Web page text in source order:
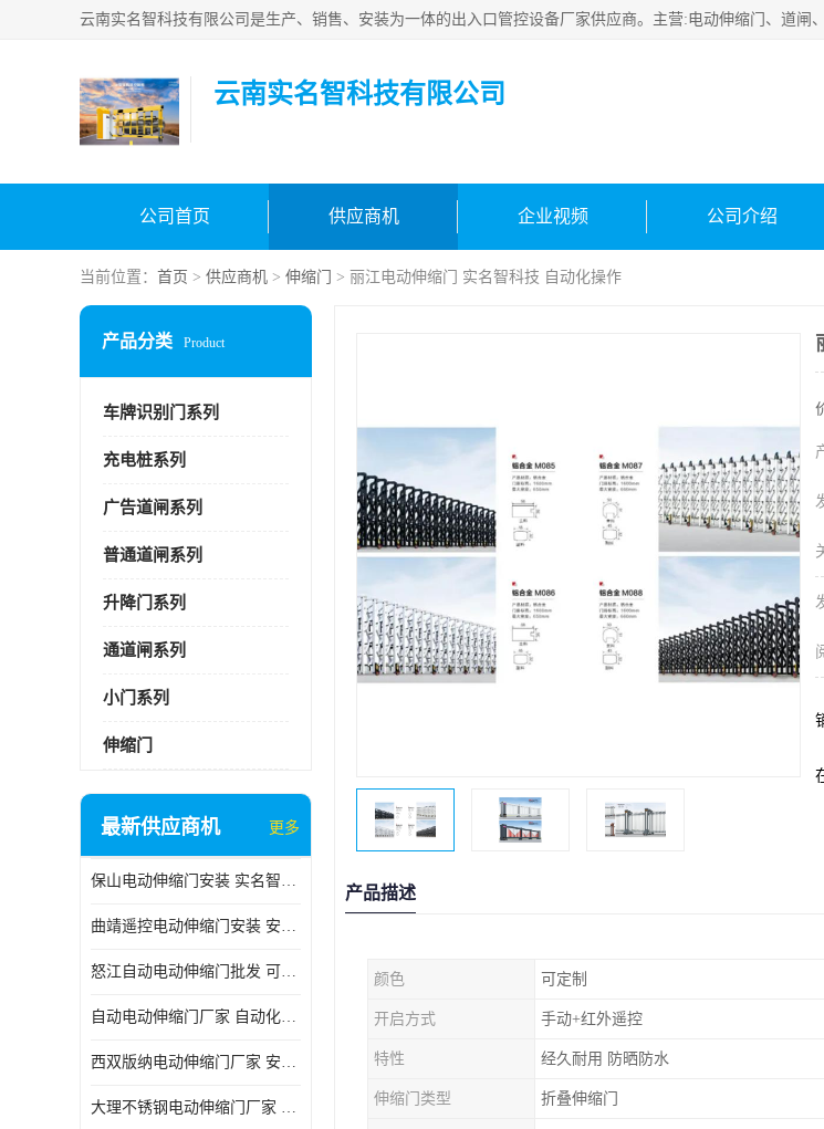
云南实名智科技有限公司
公司首页 供应商机 企业视频 公司介绍
当前位置： 首页 > 供应商机 > 伸缩门 > 丽江电动伸缩门 实名智科技 自动化操作
产品分类 Product
车牌识别门系列
充电桩系列
广告道闸系列
普通道闸系列
升降门系列
通道闸系列
小门系列
伸缩门
最新供应商机 更多
保山电动伸缩门安装 实名智科技 安全性高
曲靖遥控电动伸缩门安装 安全性高
怒江自动电动伸缩门批发 可按需定制
自动电动伸缩门厂家 自动化操作
西双版纳电动伸缩门厂家 安全性高
大理不锈钢电动伸缩门厂家 适合狭窄通道
产品描述
颜色 可定制
开启方式 手动+红外遥控
特性 经久耐用 防晒防水
伸缩门类型 折叠伸缩门